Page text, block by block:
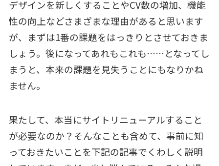
デザインを新しくすることやCV数の増加、機能
性の向上などさまざまな理由があると思います
が、まずは1番の課題をはっきりとさせておきま
しょう。後になってあれもこれも……となってし
まうと、本来の課題を見失うことにもなりかね
ません。
果たして、本当にサイトリニューアルすること
が必要なのか？そんなことも含めて、事前に知
っておきたいことを下記の記事でくわしく説明